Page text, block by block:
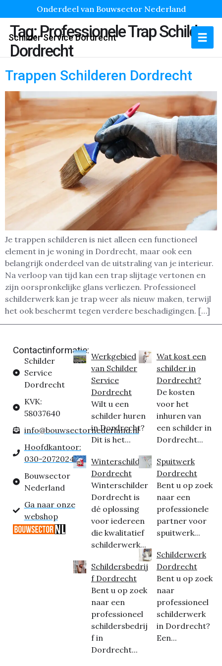
Onderdeel van Bouwsector Nederland
Schilder Service Dordrecht
Tag:Professionele Trap Schilder
Dordrecht
Trappen Schilderen Dordrecht
Je trappen schilderen is niet alleen een functioneel
element in je woning in Dordrecht, maar ook een
belangrijk onderdeel van de uitstraling van je interieur.
Na verloop van tijd kan een trap slijtage vertonen en
zijn oorspronkelijke glans verliezen. Professioneel
schilderwerk kan je trap weer als nieuw maken, terwijl
het ook beschermt tegen verdere beschadigingen. […]
Contactinformatie:
Schilder
Service
Dordrecht
KVK:
58037640
info@bouwsectornederland.nl
Hoofdkantoor:
030-2072024
Bouwsector
Nederland
Ga naar onze
webshop
Werkgebied
van Schilder
Service
Dordrecht
Wilt u een
schilder huren
in Dordrecht?
Dit is het...
Winterschilder
Dordrecht
Winterschilder
Dordrecht is
dé oplossing
voor iedereen
die kwalitatief
schilderwerk...
Schildersbedrij
f Dordrecht
Bent u op zoek
naar een
professioneel
schildersbedrij
f in
Dordrecht...
Wat kost een
schilder in
Dordrecht?
De kosten
voor het
inhuren van
een schilder in
Dordrecht...
Spuitwerk
Dordrecht
Bent u op zoek
naar een
professionele
partner voor
spuitwerk...
Schilderwerk
Dordrecht
Bent u op zoek
naar
professioneel
schilderwerk
in Dordrecht?
Een...